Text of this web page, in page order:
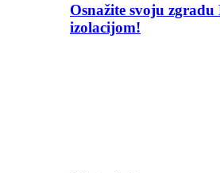
Osnažite svoju
izolacijom!